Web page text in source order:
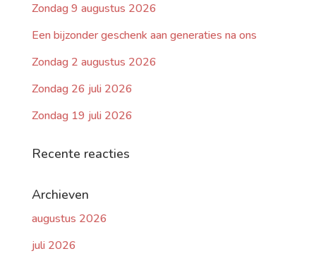
Zondag 9 augustus 2026
Een bijzonder geschenk aan generaties na ons
Zondag 2 augustus 2026
Zondag 26 juli 2026
Zondag 19 juli 2026
Recente reacties
Archieven
augustus 2026
juli 2026